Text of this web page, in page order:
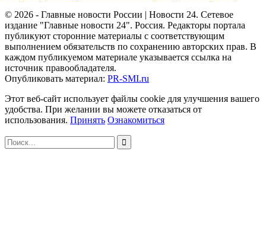
© 2026 - Главные новости России | Новости 24. Сетевое
издание "Главные новости 24". Россия. Редакторы портала
публикуют сторонние материалы с соответствующим
выполнением обязательств по сохранению авторских прав. В
каждом публикуемом материале указывается ссылка на
источник правообладателя.
Опубликовать материал: PR-SMI.ru
Этот веб-сайт использует файлы cookie для улучшения вашего
удобства. При желании вы можете отказаться от
использования. Принять Ознакомиться